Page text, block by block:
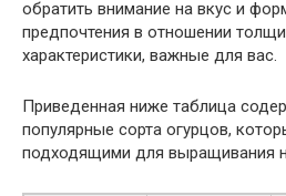
обратить внимание на вкус и
предпочтения в отношении
характеристики, важные для вас.
Приведенная ниже таблица
популярные сорта огурцов,
подходящими для выращивания